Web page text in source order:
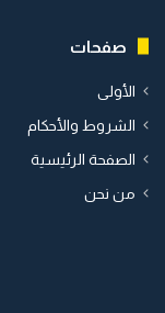
صفحات
الأولى
الشروط والأحكام
الصفحة الرئيسية
من نحن